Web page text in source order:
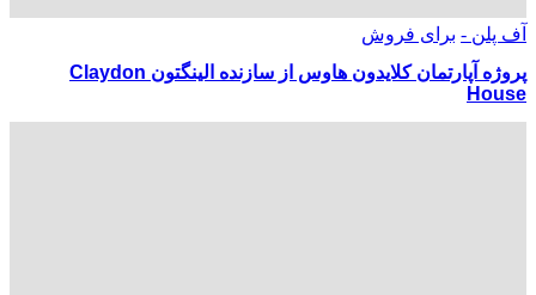
آف پلن - برای فروش
پروژه آپارتمان کلایدون هاوس از سازنده الینگتون Claydon
House